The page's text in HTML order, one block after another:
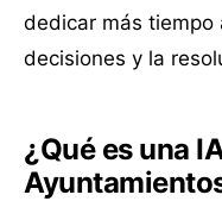
dedicar más tiempo
decisiones y la
¿Qué es una